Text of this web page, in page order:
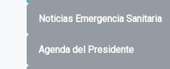
Noticias Emergencia Sanitaria
Agenda del Presidente